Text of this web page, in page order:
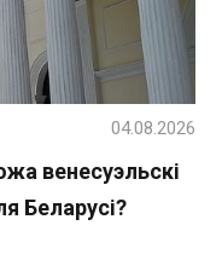
венесуэльскі
Беларусі?
04.08.2026